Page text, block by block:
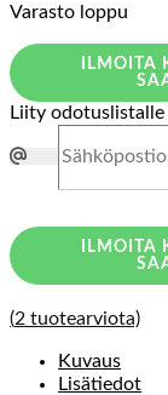
Varasto loppu
ILMOITA
Liity odotuslistalle
ILMOITA
(2 tuotearviota)
Kuvaus
Lisätiedot